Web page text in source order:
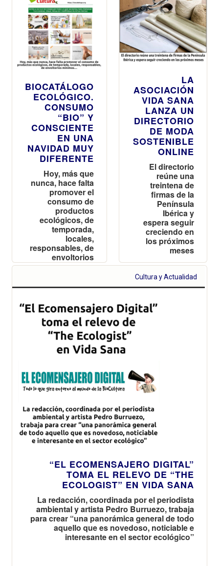
BIOCATÁLOGO
ECOLÓGICO.
CONSUMO
“BIO” Y
CONSCIENTE
EN UNA
NAVIDAD MUY
DIFERENTE
Hoy, más que
nunca, hace falta
promover el
consumo de
productos
ecológicos, de
temporada,
locales,
responsables, de
envoltorios
mínimos…
LA
ASOCIACIÓN
VIDA SANA
LANZA UN
DIRECTORIO
DE MODA
SOSTENIBLE
ONLINE
El directorio
reúne una
treintena de
firmas de la
Península
Ibérica y
espera seguir
creciendo en
los próximos
meses
Cultura y Actualidad
“EL ECOMENSAJERO DIGITAL”
TOMA EL RELEVO DE “THE
ECOLOGIST” EN VIDA SANA
La redacción, coordinada por el periodista
ambiental y artista Pedro Burruezo, trabaja
para crear “una panorámica general de todo
aquello que es novedoso, noticiable e
interesante en el sector ecológico”